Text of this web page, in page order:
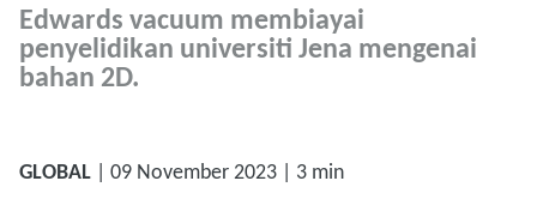
Edwards vacuum membiayai
penyelidikan universiti Jena mengenai
bahan 2D.
GLOBAL | 09 November 2023 | 3 min